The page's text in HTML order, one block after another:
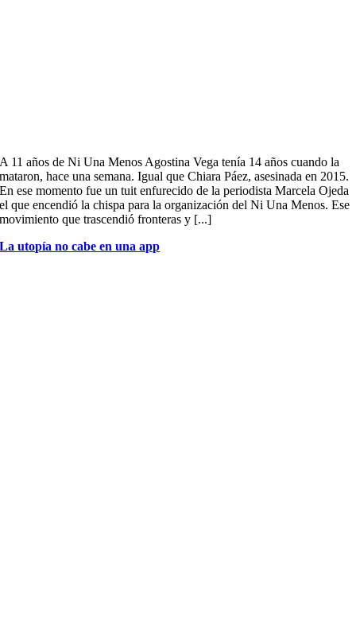
A 11 años de Ni Una Menos Agostina Vega tenía 14 años cuando la
mataron, hace una semana. Igual que Chiara Páez, asesinada en 2015.
En ese momento fue un tuit enfurecido de la periodista Marcela Ojeda
el que encendió la chispa para la organización del Ni Una Menos. Ese
movimiento que trascendió fronteras y [...]
La utopía no cabe en una app